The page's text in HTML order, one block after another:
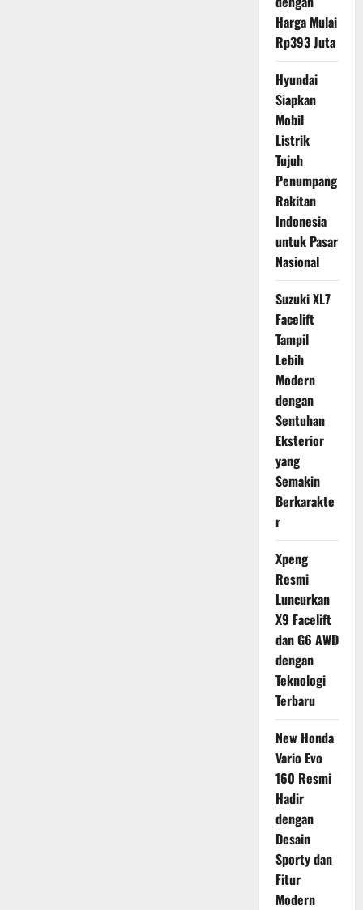
Harga Mulai
Rp393 Juta
Hyundai
Siapkan
Mobil
Listrik
Tujuh
Penumpang
Rakitan
Indonesia
untuk Pasar
Nasional
Suzuki XL7
Facelift
Tampil
Lebih
Modern
dengan
Sentuhan
Eksterior
yang
Semakin
Berkarakte
r
Xpeng
Resmi
Luncurkan
X9 Facelift
dan G6 AWD
dengan
Teknologi
Terbaru
New Honda
Vario Evo
160 Resmi
Hadir
dengan
Desain
Sporty dan
Fitur
Modern